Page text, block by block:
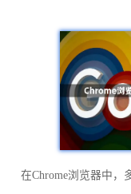
在Chrome浏览器中，